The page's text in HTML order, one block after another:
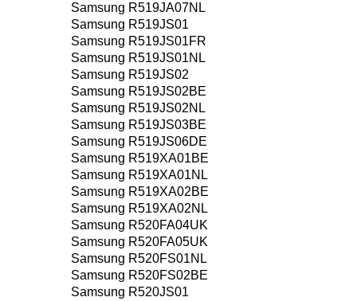
Samsung R519JA07NL
Samsung R519JS01
Samsung R519JS01FR
Samsung R519JS01NL
Samsung R519JS02
Samsung R519JS02BE
Samsung R519JS02NL
Samsung R519JS03BE
Samsung R519JS06DE
Samsung R519XA01BE
Samsung R519XA01NL
Samsung R519XA02BE
Samsung R519XA02NL
Samsung R520FA04UK
Samsung R520FA05UK
Samsung R520FS01NL
Samsung R520FS02BE
Samsung R520JS01